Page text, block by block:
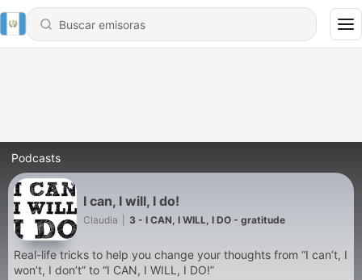
Podcasts
I can, I will, I do!
Claudia 3 - I CAN, I WILL, I DO - gratitude
Real-life tricks to help you change your thoughts from “I can’t, I
won’t, I don’t” to “I CAN, I WILL, I DO!”